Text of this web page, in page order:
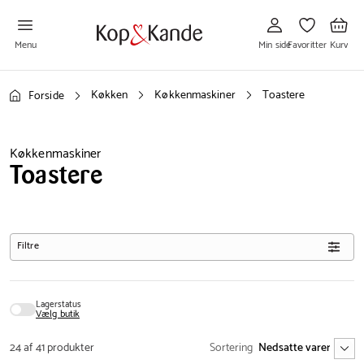
Menu
til
Min
side
Min side
til
Favoritter
Favoritter
til
Kurv
Kurv
Forside Køkken Køkkenmaskiner Toastere
Køkkenmaskiner
Toastere
Filtre
Lagerstatus
Vælg butik
24 af 41 produkter Sortering